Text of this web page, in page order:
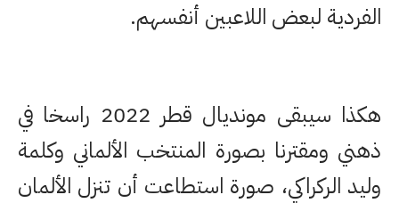
الفردية لبعض اللاعبين أنفسهم.
هكذا سيبقى مونديال قطر 2022 راسخا في
ذهني ومقترنا بصورة المنتخب الألماني وكلمة
وليد الركراكي، صورة استطاعت أن تنزل الألمان